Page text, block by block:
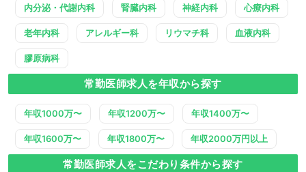
内分泌・代謝内科 腎臓内科 神経内科 心療内科
老年内科 アレルギー科 リウマチ科 血液内科
膠原病科
常勤医師求人を年収から探す
年収1000万〜 年収1200万〜 年収1400万〜
年収1600万〜 年収1800万〜 年収2000万円以上
常勤医師求人をこだわり条件から探す